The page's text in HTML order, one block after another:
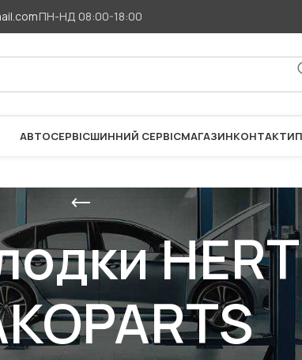
ПН-НД 08:00-18:00
АВТОСЕРВІСШИННИЙ СЕРВІСМАГАЗИНКОНТАКТИ